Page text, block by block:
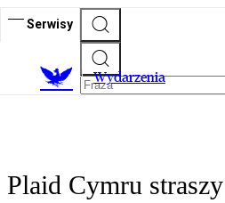
Serwisy
Wydarzenia
Plaid Cymru